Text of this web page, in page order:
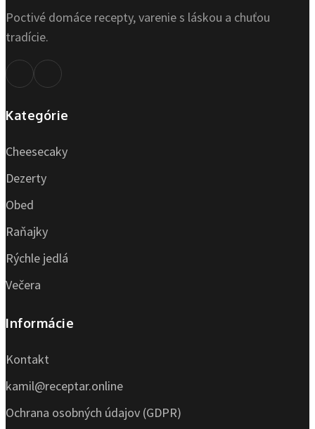
Poctivé domáce recepty, varenie s láskou a chuťou
tradície.
Kategórie
Cheesecaky
Dezerty
Obed
Raňajky
Rýchle jedlá
Večera
Informácie
Kontakt
kamil@receptar.online
Ochrana osobných údajov (GDPR)